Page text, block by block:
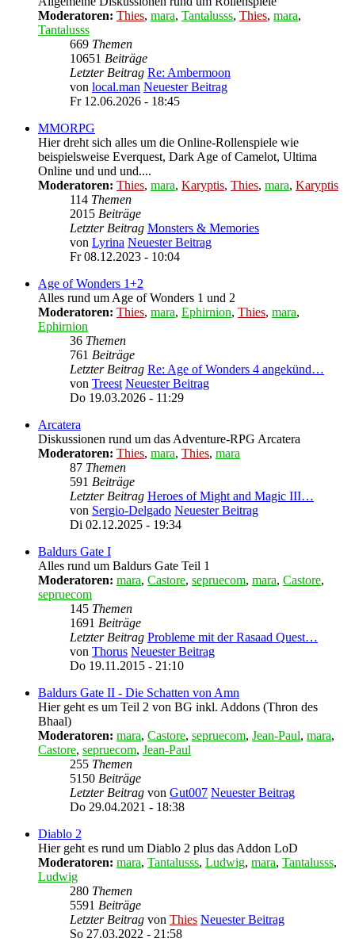
Moderatoren: Thies, mara, Tantalusss, Thies, mara,
Tantalusss
669 Themen
10651 Beiträge
Letzter Beitrag Re: Ambermoon
von local.man Neuester Beitrag
Fr 12.06.2026 - 18:45
MMORPG
Hier dreht sich alles um die Online-Rollenspiele wie
beispielsweise Everquest, Dark Age of Camelot, Ultima
Online und und und....
Moderatoren: Thies, mara, Karyptis, Thies, mara, Karyptis
114 Themen
2015 Beiträge
Letzter Beitrag Monsters & Memories
von Lyrina Neuester Beitrag
Fr 08.12.2023 - 10:04
Age of Wonders 1+2
Alles rund um Age of Wonders 1 und 2
Moderatoren: Thies, mara, Ephirnion, Thies, mara,
Ephirnion
36 Themen
761 Beiträge
Letzter Beitrag Re: Age of Wonders 4 angekünd…
von Treest Neuester Beitrag
Do 19.03.2026 - 11:29
Arcatera
Diskussionen rund um das Adventure-RPG Arcatera
Moderatoren: Thies, mara, Thies, mara
87 Themen
591 Beiträge
Letzter Beitrag Heroes of Might and Magic III…
von Sergio-Delgado Neuester Beitrag
Di 02.12.2025 - 19:34
Baldurs Gate I
Alles rund um Baldurs Gate Teil 1
Moderatoren: mara, Castore, sepruecom, mara, Castore,
sepruecom
145 Themen
1691 Beiträge
Letzter Beitrag Probleme mit der Rasaad Quest…
von Thorus Neuester Beitrag
Do 19.11.2015 - 21:10
Baldurs Gate II - Die Schatten von Amn
Hier geht es um Teil 2 von BG inkl. Addons (Thron des
Bhaal)
Moderatoren: mara, Castore, sepruecom, Jean-Paul, mara,
Castore, sepruecom, Jean-Paul
255 Themen
5150 Beiträge
Letzter Beitrag von Gut007 Neuester Beitrag
Do 29.04.2021 - 18:38
Diablo 2
Hier geht es rund um Diablo 2 plus das Addon LoD
Moderatoren: mara, Tantalusss, Ludwig, mara, Tantalusss,
Ludwig
280 Themen
5591 Beiträge
Letzter Beitrag von Thies Neuester Beitrag
So 27.03.2022 - 21:58